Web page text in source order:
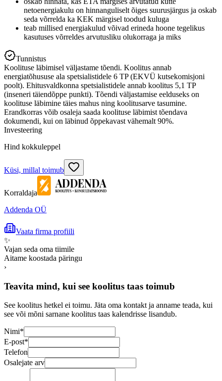
netoenergiakulu on hinnanguliselt õiges suurusjärgus ja oskab
seda võrrelda ka KEK märgisel toodud kuluga
teab millised energiakulud võivad erineda hoone tegelikus
kasutuses võrreldes arvutusliku olukorraga ja miks
Tunnistus
Koolituse läbimisel väljastame tõendi. Koolitus annab
energiatõhususe ala spetsialistidele 6 TP (EKVÜ kutsekomisjoni
poolt). Ehitusvaldkonna spetsialistidele annab koolitus 5,1 TP
(inseneri täiendõppe punkti). Tõendi väljastamise eelduseks on
koolituse läbimine täies mahus ning koolitusarve tasumine.
Erandkorras võib osaleja saada koolituse läbimist tõendava
dokumendi, kui on läbinud õppekavast vähemalt 90%.
Investeering
Hind kokkuleppel
Küsi, millal toimub
Korraldaja
Addenda OÜ
Vaata firma profiili
✨
Vajan seda oma tiimile
Aitame koostada päringu
›
Teavita mind, kui see koolitus taas toimub
See koolitus hetkel ei toimu. Jäta oma kontakt ja anname teada, kui
see või mõni sarnane koolitus taas kalendrisse lisandub.
Nimi*
E-post*
Telefon
Osalejate arv